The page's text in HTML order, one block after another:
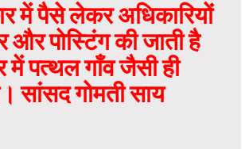
में पैसे लेकर अधिकारियों
पोस्टिंग की जाती है
पत्थल गाँव जैसी ही
सांसद गोमती साय